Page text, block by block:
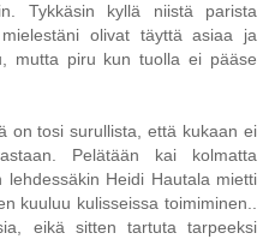
Tykkäsin kyllä niistä parista
olivat täyttä asiaa ja
mutta piru kun tuolla ei pääse
on tosi surullista, että kukaan ei
Pelätään kai kolmatta
lehdessäkin Heidi Hautala mietti
kuuluu kulisseissa toimiminen..
eikä sitten tartuta tarpeeksi